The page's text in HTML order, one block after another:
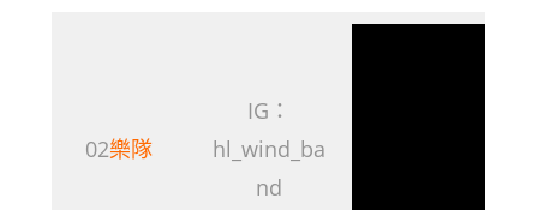
02樂隊
IG：
hl_wind_ba
nd